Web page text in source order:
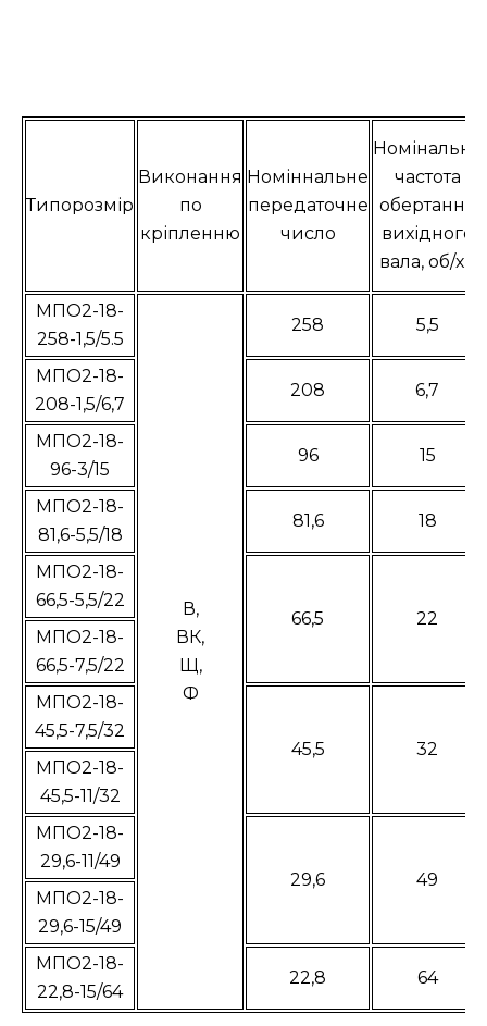
Типорозмір
Виконання
по
кріпленню
Номіннальне
передаточне
число
Номінальна
частота
обертання
вихідного
вала, об/хв
МПО2-18-
258-1,5/5.5
В,
ВК,
Щ,
Ф
258 5,5
МПО2-18-
208-1,5/6,7
208 6,7
МПО2-18-
96-3/15
96 15
МПО2-18-
81,6-5,5/18
81,6 18
МПО2-18-
66,5-5,5/22
66,5
22
МПО2-18-
66,5-7,5/22
МПО2-18-
45,5-7,5/32
45,5
32
МПО2-18-
45,5-11/32
МПО2-18-
29,6-11/49
29,6
49
МПО2-18-
29,6-15/49
МПО2-18-
22,8-15/64
22,8 64